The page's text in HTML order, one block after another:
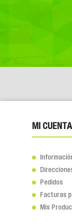
MI CUENTA


 Pedidos
 Facturas
 Mis